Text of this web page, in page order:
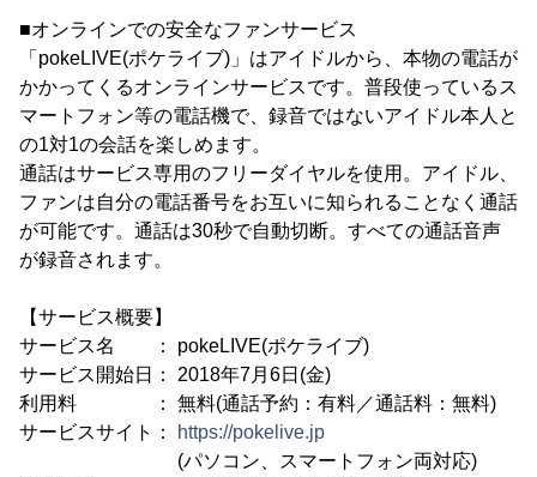
■オンラインでの安全なファンサービス
「pokeLIVE(ポケライブ)」はアイドルから、本物の電話が
かかってくるオンラインサービスです。普段使っているス
マートフォン等の電話機で、録音ではないアイドル本人と
の1対1の会話を楽しめます。
通話はサービス専用のフリーダイヤルを使用。アイドル、
ファンは自分の電話番号をお互いに知られることなく通話
が可能です。通話は30秒で自動切断。すべての通話音声
が録音されます。
【サービス概要】
サービス名 ： pokeLIVE(ポケライブ)
サービス開始日： 2018年7月6日(金)
利用料 ： 無料(通話予約：有料／通話料：無料)
サービスサイト：
https://pokelive.jp
(パソコン、スマートフォン両対応)